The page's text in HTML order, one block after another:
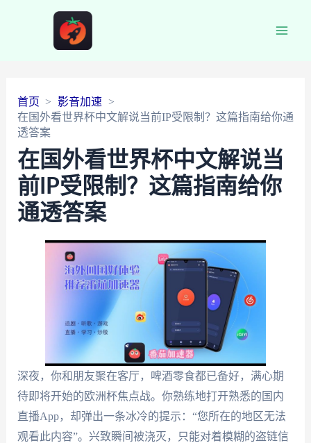
首页
影音加速
在国外看世界杯中文解说当前IP受限制？这篇指南给你通
透答案
在国外看世界杯中文解说当
前IP受限制？这篇指南给你
通透答案
深夜，你和朋友聚在客厅，啤酒零食都已备好，满心期
待即将开始的欧洲杯焦点战。你熟练地打开熟悉的国内
直播App，却弹出一条冰冷的提示：“您所在的地区无法
观看此内容”。兴致瞬间被浇灭，只能对着模糊的盗链信